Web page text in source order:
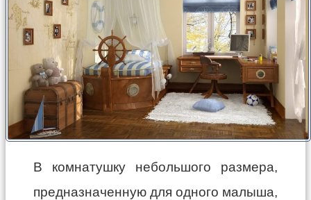
В комнатушку небольшого размера,
предназначенную для одного малыша,